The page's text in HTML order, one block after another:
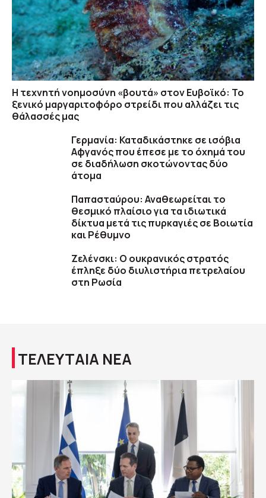
Η τεχνητή νοημοσύνη «βουτά» στον Ευβοϊκό: Το
ξενικό μαργαριτοφόρο στρείδι που αλλάζει τις
θάλασσές μας
Γερμανία: Καταδικάστηκε σε ισόβια
Αφγανός που έπεσε με το όχημά του
σε διαδήλωση σκοτώνοντας δύο
άτομα
Παπασταύρου: Αναθεωρείται το
θεσμικό πλαίσιο για τα ιδιωτικά
δίκτυα μετά τις πυρκαγιές σε Βοιωτία
και Ρέθυμνο
Ζελένσκι: Ο ουκρανικός στρατός
έπληξε δύο διυλιστήρια πετρελαίου
στη Ρωσία
ΤΕΛΕΥΤΑΙΑ ΝΕΑ